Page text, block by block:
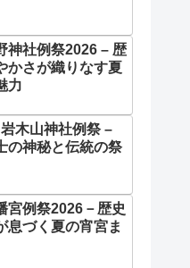
神社例祭2026 – 歴
かさが織りなす夏
力
木山神社例祭 –
の神秘と伝統の祭
宮例祭2026－歴史
息づく夏の宵宮ま